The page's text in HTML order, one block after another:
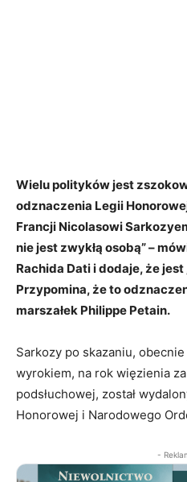
Wielu polityków jest
odznaczenia Legii
Francji Nicolasowi
nie jest zwykłą osobą” –
Rachida Dati i dodaje, że jest
Przypomina, że to
marszałek Philippe Petain.
Sarkozy po skazaniu,
wyrokiem, na rok więzienia
podsłuchowej, został
Honorowej i Narodowego
-